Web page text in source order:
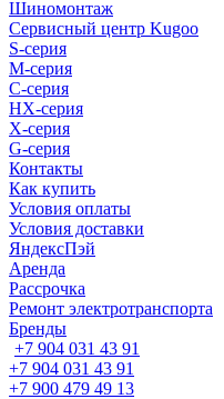
Шиномонтаж
Сервисный центр Kugoo
S-cерия
M-серия
С-серия
HX-серия
X-серия
G-серия
Контакты
Как купить
Условия оплаты
Условия доставки
ЯндексПэй
Аренда
Рассрочка
Ремонт электротранспорта
Бренды
+7 904 031 43 91
+7 904 031 43 91
+7 900 479 49 13